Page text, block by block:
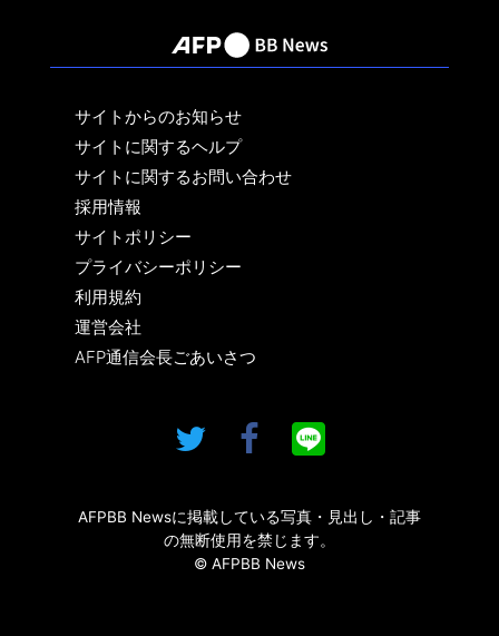
サイトからのお知らせ
サイトに関するヘルプ
サイトに関するお問い合わせ
採用情報
サイトポリシー
プライバシーポリシー
利用規約
運営会社
AFP通信会長ごあいさつ
AFPBB Newsに掲載している写真・見出し・記事
の無断使用を禁じます。
© AFPBB News